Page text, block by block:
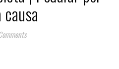
causa